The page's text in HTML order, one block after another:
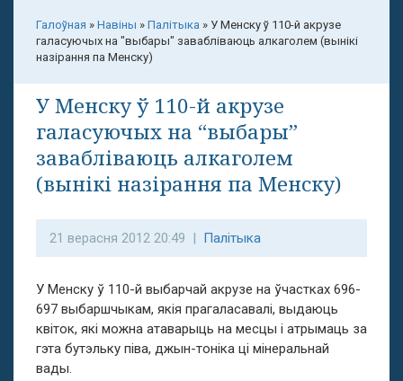
Галоўная » Навіны » Палітыка » У Менску ў 110-й акрузе
галасуючых на "выбары" завабліваюць алкаголем (вынікі
назірання па Менску)
У Менску ў 110-й акрузе
галасуючых на “выбары”
завабліваюць алкаголем
(вынікі назірання па Менску)
21 верасня 2012 20:49 | Палітыка
У Менску ў 110-й выбарчай акрузе на ўчастках 696-
697 выбаршчыкам, якія прагаласавалі, выдаюць
квіток, які можна атаварыць на месцы і атрымаць за
гэта бутэльку піва, джын-тоніка ці мінеральнай
вады.